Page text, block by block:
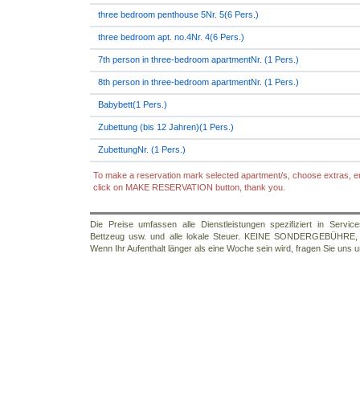
three bedroom penthouse 5Nr. 5(6 Pers.)
three bedroom apt. no.4Nr. 4(6 Pers.)
7th person in three-bedroom apartmentNr. (1 Pers.)
8th person in three-bedroom apartmentNr. (1 Pers.)
Babybett(1 Pers.)
Zubettung (bis 12 Jahren)(1 Pers.)
ZubettungNr. (1 Pers.)
To make a reservation mark selected apartment/s, choose extras,
click on MAKE RESERVATION button, thank you.
Die Preise umfassen alle Dienstleistungen spezifiziert in
Bettzeug usw. und alle lokale Steuer. KEINE
Wenn Ihr Aufenthalt länger als eine Woche sein wird, fragen Sie uns